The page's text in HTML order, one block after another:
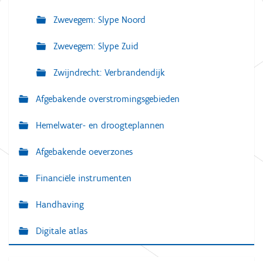
Zwevegem: Slype Noord
Zwevegem: Slype Zuid
Zwijndrecht: Verbrandendijk
Afgebakende overstromingsgebieden
Hemelwater- en droogteplannen
Afgebakende oeverzones
Financiële instrumenten
Handhaving
Digitale atlas